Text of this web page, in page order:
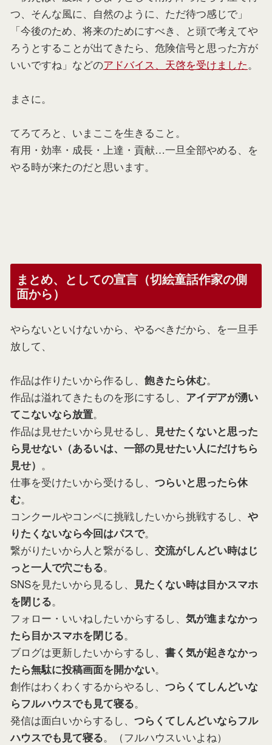
つ、そんな風に、自然のように、ただ待つ感じで」
「今後のため、将来のためにすべき、と頭で考えてや
ろうとすることが出てきたら、危険信号と思った方が
いいですね」などのアドバイス、天啓を受けました。
まさに。
てろてろと、いまここを生きること。
有用・効率・成長・上達・貢献…一旦全部やめる、を
やる時が来たのだと思います。
まとめ、としての宣言（切絵童話作家の側
面から）
やらないといけないから、やるべきだから、を一旦手
放して、
作品は作りたいから作るし、 飽きたら休む。
作品は溢れてきたものを形にするし、 アイデアが湧い
てこないなら放置。
作品は見せたいから見せるし、
見せたくないと思った
ら見せない（あるいは、一部の見せたい人にだけちら
見せ） 。
仕事を受けたいから受けるし、 つらいと思ったら休
む。
コンクールやコンペに挑戦したいから挑戦するし、 や
りたくないなら今回はパスで。
繋がりたいから人と繋がるし、 交流がしんどい時はじ
っと一人で穴ごもる。
SNSを見たいから見るし、
見たくない時は目かスマホ
を閉じる。
フォロー・いいねしたいからするし、 気が進まなかっ
たら目かスマホを閉じる。
ブログは更新したいからするし、 書く気が起きなかっ
たら無駄に投稿画面を開かない。
創作はわくわくするからやるし、 つらくてしんどいな
らフルハウスでも見て寝る。
発信は面白いからするし、 つらくてしんどいならフル
ハウスでも見て寝る。（フルハウスいいよね）